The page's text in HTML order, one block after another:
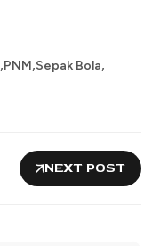
,PNM,Sepak Bola,
NEXT POST